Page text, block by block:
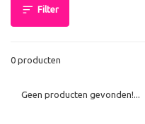
Filter
0 producten
Geen producten gevonden!...